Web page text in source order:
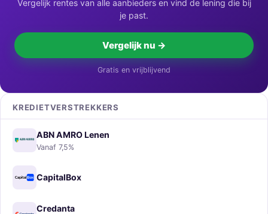
Vergelijk rentes van alle aanbieders en vind de lening die bij
je past.
Vergelijk nu →
Gratis en vrijblijvend
KREDIETVERSTREKKERS
ABN AMRO Lenen
Vanaf 7,5%
CapitalBox
Credanta